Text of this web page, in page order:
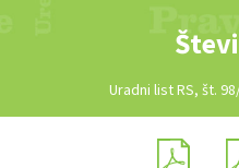
Uradni list RS, št.